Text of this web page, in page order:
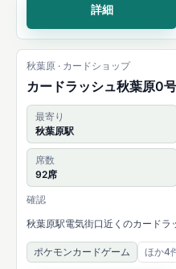
詳細
秋葉原 · カードショップ
カードラッシュ秋葉原0
最寄り
秋葉原駅
席数
92席
確認
秋葉原駅電気街口近くのカード
AKIBA PLAZA 7Fにあり、92席の
す。
ポケモンカードゲーム ほか4